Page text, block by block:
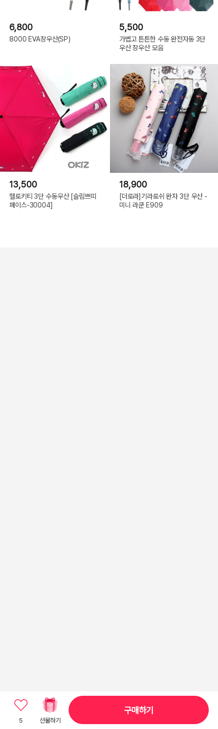
6,800
8000 EVA장우산(SP)
5,500
가볍고 튼튼한 수동 완전자동 3단
우산 장우산 모음
13,500
헬로키티 3단 수동우산 [슬림쁘띠
페이스-30004]
18,900
[더로라]기라로쉬 완자 3단 우산 -
미니 라쿤 E909
5 선물하기
구매하기